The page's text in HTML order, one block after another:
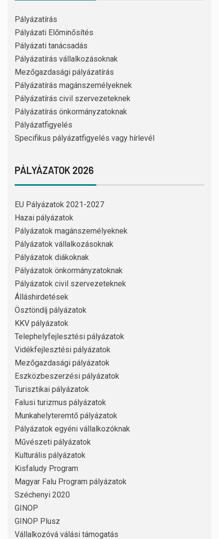
Pályázatírás
Pályázati Előminősítés
Pályázati tanácsadás
Pályázatírás vállalkozásoknak
Mezőgazdasági pályázatírás
Pályázatírás magánszemélyeknek
Pályázatírás civil szervezeteknek
Pályázatírás önkormányzatoknak
Pályázatfigyelés
Specifikus pályázatfigyelés vagy hírlevél
PÁLYÁZATOK 2026
EU Pályázatok 2021-2027
Hazai pályázatok
Pályázatok magánszemélyeknek
Pályázatok vállalkozásoknak
Pályázatok diákoknak
Pályázatok önkormányzatoknak
Pályázatok civil szervezeteknek
Álláshirdetések
Ösztöndíj pályázatok
KKV pályázatok
Telephelyfejlesztési pályázatok
Vidékfejlesztési pályázatok
Mezőgazdasági pályázatok
Eszközbeszerzési pályázatok
Turisztikai pályázatok
Falusi turizmus pályázatok
Munkahelyteremtő pályázatok
Pályázatok egyéni vállalkozóknak
Művészeti pályázatok
Kulturális pályázatok
Kisfaludy Program
Magyar Falu Program pályázatok
Széchenyi 2020
GINOP
GINOP Plusz
Vállalkozóvá válási támogatás